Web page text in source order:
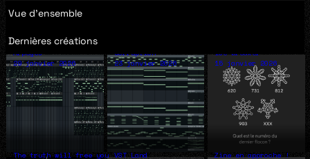
Vue d'ensemble
Dernières créations
Arpèges
29 janvier 2026
Corruption
23 janvier 2026
Ice breaker
15 janvier 2026
The truth will free you VST Land
Zine en approche !